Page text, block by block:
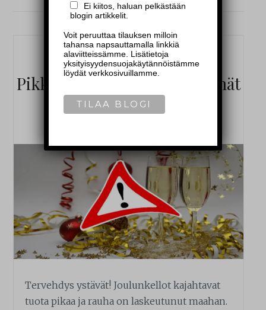
—MALELIFESTYLE
Pikkujoulujen perinteisimmät
”miestyypit” – Top 10 !
Tervehdys ystävät! Joulunkellot kajahtavat
tuota pikaa ja rauha on laskeutunut maahan.
Ei kiitos, haluan pelkästään
blogin artikkelit.
Voit peruuttaa tilauksen milloin
tahansa napsauttamalla linkkiä
alaviitteissämme. Lisätietoja
yksityisyydensuojakäytännöistämme
löydät verkkosivuillamme.